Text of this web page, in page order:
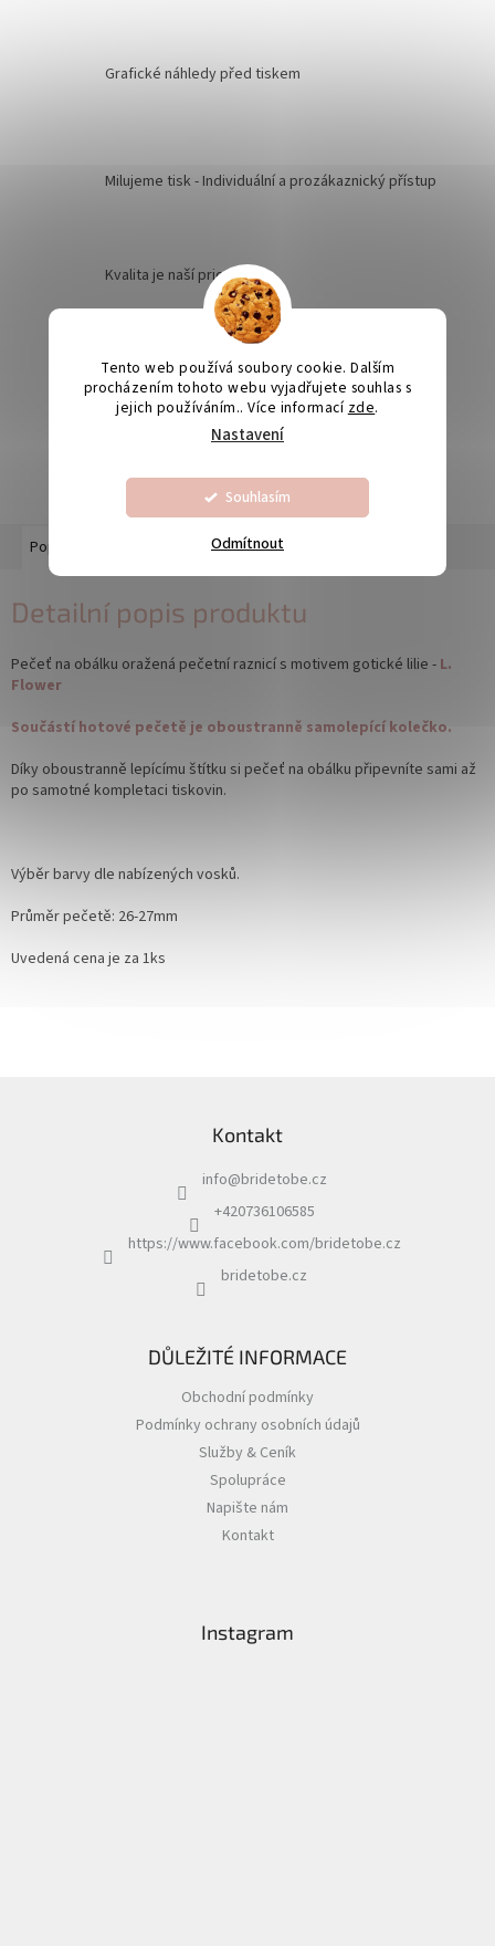
Tento web používá soubory cookie. Dalším
procházením tohoto webu vyjadřujete souhlas s
jejich používáním.. Více informací zde.
Nastavení
Odmítnout
Souhlasím
Grafické náhledy před tiskem
Milujeme tisk - Individuální a prozákaznický přístup
Kvalita je naší prioritou
Odesíláme na Slovensko
Výroba svatebních oznámení 5-10 dnů
Popis
Detailní popis produktu
Pečeť na obálku oražená pečetní raznicí s motivem gotické lilie - L.
Flower
Součástí hotové pečetě je oboustranně samolepící kolečko.
Díky oboustranně lepícímu štítku si pečeť na obálku připevníte sami až
po samotné kompletaci tiskovin.
Výběr barvy dle nabízených vosků.
Průměr pečetě: 26-27mm
Uvedená cena je za 1ks
Kontakt
info@bridetobe.cz
+420736106585
https://www.facebook.com/bridetobe.cz
bridetobe.cz
DŮLEŽITÉ INFORMACE
Obchodní podmínky
Podmínky ochrany osobních údajů
Služby & Ceník
Spolupráce
Napište nám
Kontakt
Instagram